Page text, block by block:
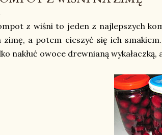
z wiśni to jeden z najlepszych
zimę, a potem cieszyć się ich
nakłuć owoce drewnianą